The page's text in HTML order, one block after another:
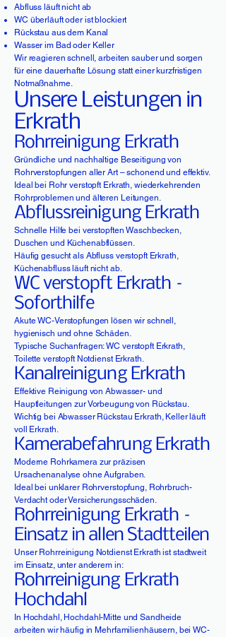
Abfluss läuft nicht ab
WC überläuft oder ist blockiert
Rückstau aus dem Kanal
Wasser im Bad oder Keller
Wir reagieren schnell, arbeiten sauber und sorgen
für eine dauerhafte Lösung statt einer kurzfristigen
Notmaßnahme.
Unsere Leistungen in
Erkrath
Rohrreinigung Erkrath
Gründliche und nachhaltige Beseitigung von
Rohrverstopfungen aller Art – schonend und effektiv.
Ideal bei Rohr verstopft Erkrath, wiederkehrenden
Rohrproblemen und älteren Leitungen.
Abflussreinigung Erkrath
Schnelle Hilfe bei verstopften Waschbecken,
Duschen und Küchenabflüssen.
Häufig gesucht als Abfluss verstopft Erkrath,
Küchenabfluss läuft nicht ab.
WC verstopft Erkrath –
Soforthilfe
Akute WC-Verstopfungen lösen wir schnell,
hygienisch und ohne Schäden.
Typische Suchanfragen: WC verstopft Erkrath,
Toilette verstopft Notdienst Erkrath.
Kanalreinigung Erkrath
Effektive Reinigung von Abwasser- und
Hauptleitungen zur Vorbeugung von Rückstau.
Wichtig bei Abwasser Rückstau Erkrath, Keller läuft
voll Erkrath.
Kamerabefahrung Erkrath
Moderne Rohrkamera zur präzisen
Ursachenanalyse ohne Aufgraben.
Ideal bei unklarer Rohrverstopfung, Rohrbruch-
Verdacht oder Versicherungsschäden.
Rohrreinigung Erkrath –
Einsatz in allen Stadtteilen
Unser Rohrreinigung Notdienst Erkrath ist stadtweit
im Einsatz, unter anderem in:
Rohrreinigung Erkrath
Hochdahl
In Hochdahl, Hochdahl-Mitte und Sandheide
arbeiten wir häufig in Mehrfamilienhäusern, bei WC-